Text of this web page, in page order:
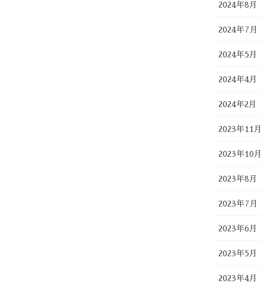
2024年8月
2024年7月
2024年5月
2024年4月
2024年2月
2023年11月
2023年10月
2023年8月
2023年7月
2023年6月
2023年5月
2023年4月